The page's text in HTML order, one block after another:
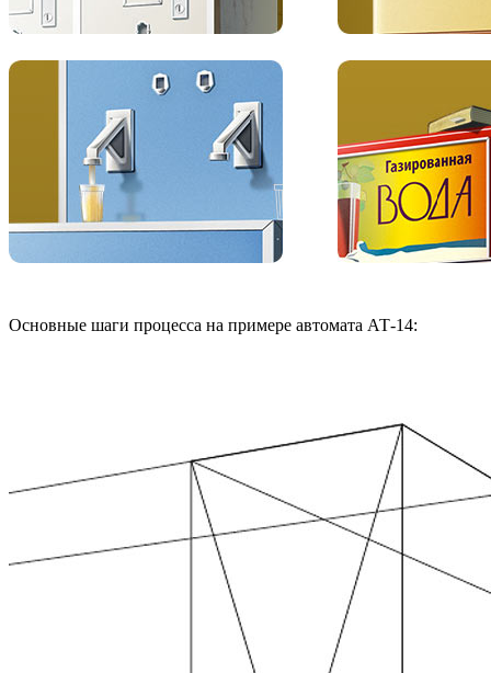
Основные шаги процесса на примере автомата АТ-14: